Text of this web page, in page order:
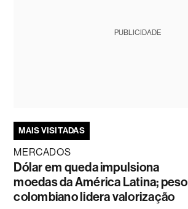
PUBLICIDADE
MAIS VISITADAS
MERCADOS
Dólar em queda impulsiona
moedas da América Latina; peso
colombiano lidera valorização